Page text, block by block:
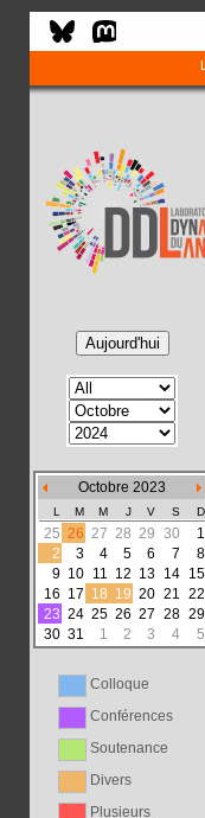
Octobre 2023
L M M J V S D
25 26 27 28 29 30
1
2
3 4 5 6 7
8
9 10 11 12 13 14 15
16 17 18 19 20 21 22
23 24 25 26 27 28 29
30 31 1 2 3 4 5
Colloque
Conférences
Soutenance
Divers
Plusieurs